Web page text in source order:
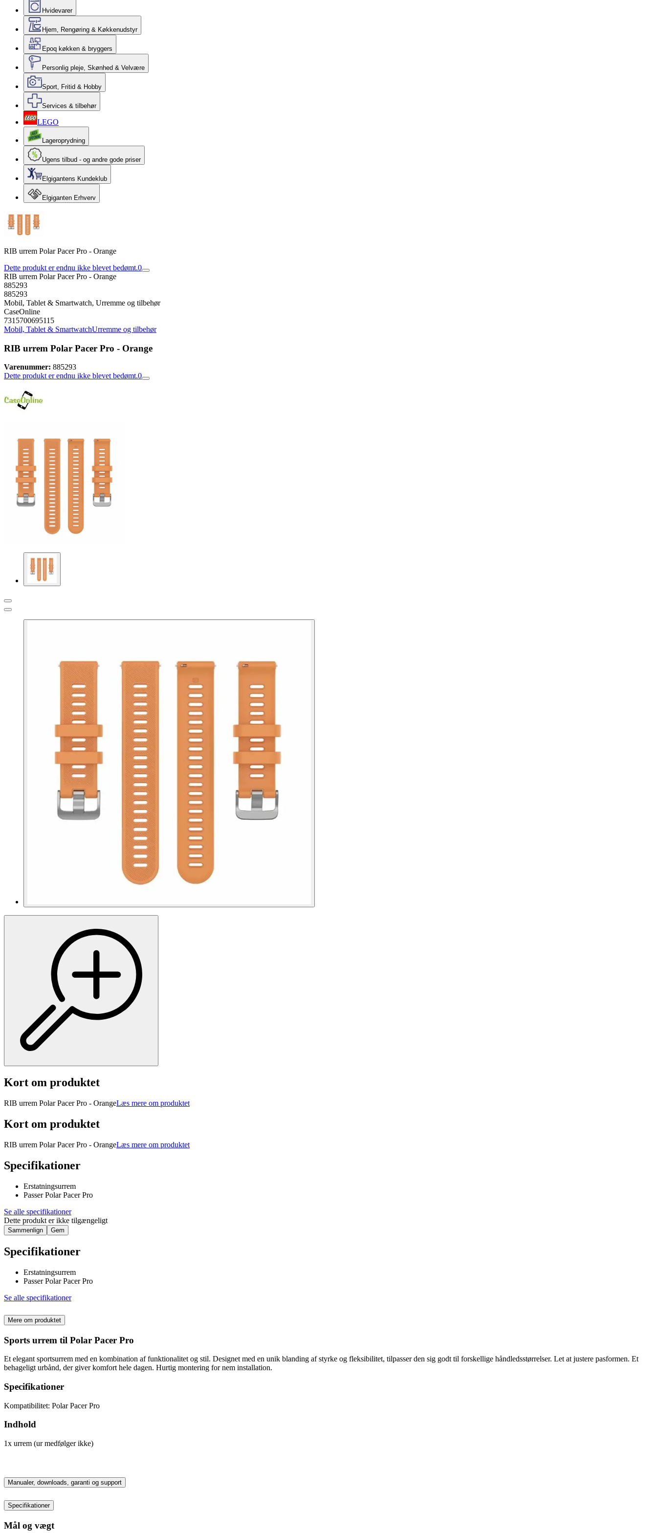
Hvidevarer
Hjem, Rengøring & Køkkenudstyr
Epoq køkken & bryggers
Personlig pleje, Skønhed & Velvære
Sport, Fritid & Hobby
Services & tilbehør
LEGO
Lageroprydning
Ugens tilbud - og andre gode priser
Elgigantens Kundeklub
Elgiganten Erhverv
RIB urrem Polar Pacer Pro - Orange
Dette produkt er endnu ikke blevet bedømt.0
RIB urrem Polar Pacer Pro - Orange
885293
885293
Mobil, Tablet & Smartwatch, Urremme og tilbehør
CaseOnline
7315700695115
Mobil, Tablet & SmartwatchUrremme og tilbehør
RIB urrem Polar Pacer Pro - Orange
Varenummer: 885293
Dette produkt er endnu ikke blevet bedømt.0
Kort om produktet
RIB urrem Polar Pacer Pro - OrangeLæs mere om produktet
Kort om produktet
RIB urrem Polar Pacer Pro - OrangeLæs mere om produktet
Specifikationer
Erstatningsurrem
Passer Polar Pacer Pro
Se alle specifikationer
Dette produkt er ikke tilgængeligt
Sammenlign Gem
Specifikationer
Erstatningsurrem
Passer Polar Pacer Pro
Se alle specifikationer
Mere om produktet
Sports urrem til Polar Pacer Pro
Et elegant sportsurrem med en kombination af funktionalitet og stil. Designet med en unik blanding af styrke og fleksibilitet, tilpasser den sig godt til forskellige håndledsstørrelser. Let at justere pasformen. Et
behageligt urbånd, der giver komfort hele dagen. Hurtig montering for nem installation.
Specifikationer
Kompatibilitet: Polar Pacer Pro
Indhold
1x urrem (ur medfølger ikke)
Manualer, downloads, garanti og support
Specifikationer
Mål og vægt